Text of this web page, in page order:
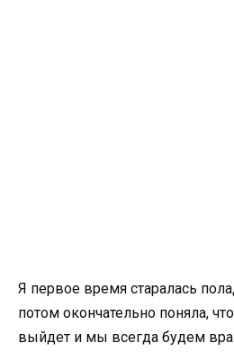
Я первое время старалась
потом окончательно поняла,
выйдет и мы всегда будем